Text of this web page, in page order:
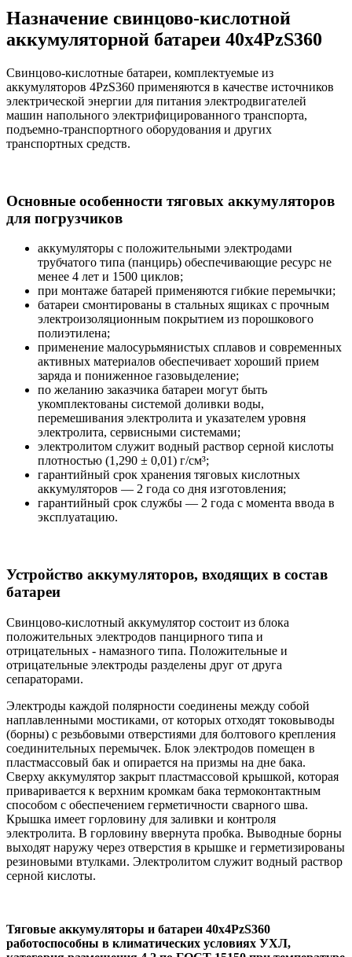
Назначение свинцово-кислотной
аккумуляторной батареи 40х4РzS360
Свинцово-кислотные батареи, комплектуемые из
аккумуляторов 4PzS360 применяются в качестве источников
электрической энергии для питания электродвигателей
машин напольного электрифицированного транспорта,
подъемно-транспортного оборудования и других
транспортных средств.
Основные особенности тяговых аккумуляторов
для погрузчиков
аккумуляторы с положительными электродами
трубчатого типа (панцирь) обеспечивающие ресурс не
менее 4 лет и 1500 циклов;
при монтаже батарей применяются гибкие перемычки;
батареи смонтированы в стальных ящиках с прочным
электроизоляционным покрытием из порошкового
полиэтилена;
применение малосурьмянистых сплавов и современных
активных материалов обеспечивает хороший прием
заряда и пониженное газовыделение;
по желанию заказчика батареи могут быть
укомплектованы системой доливки воды,
перемешивания электролита и указателем уровня
электролита, сервисными системами;
электролитом служит водный раствор серной кислоты
плотностью (1,290 ± 0,01) г/см³;
гарантийный срок хранения тяговых кислотных
аккумуляторов — 2 года со дня изготовления;
гарантийный срок службы — 2 года с момента ввода в
эксплуатацию.
Устройство аккумуляторов, входящих в состав
батареи
Свинцово-кислотный аккумулятор состоит из блока
положительных электродов панцирного типа и
отрицательных - намазного типа. Положительные и
отрицательные электроды разделены друг от друга
сепараторами.
Электроды каждой полярности соединены между собой
наплавленными мостиками, от которых отходят токовыводы
(борны) с резьбовыми отверстиями для болтового крепления
соединительных перемычек. Блок электродов помещен в
пластмассовый бак и опирается на призмы на дне бака.
Сверху аккумулятор закрыт пластмассовой крышкой, которая
приваривается к верхним кромкам бака термоконтактным
способом с обеспечением герметичности сварного шва.
Крышка имеет горловину для заливки и контроля
электролита. В горловину ввернута пробка. Выводные борны
выходят наружу через отверстия в крышке и герметизированы
резиновыми втулками. Электролитом служит водный раствор
серной кислоты.
Тяговые аккумуляторы и батареи 40х4РzS360
работоспособны в климатических условиях УХЛ,